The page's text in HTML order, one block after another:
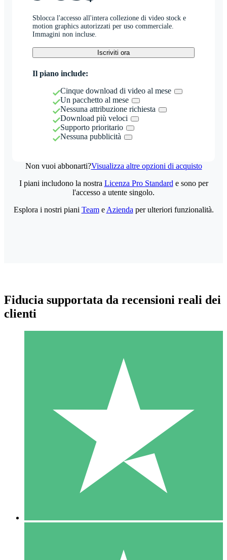
Sblocca l'accesso all'intera collezione di video stock e
motion graphics autorizzati per uso commerciale.
Immagini non incluse.
Iscriviti ora
Il piano include:
Cinque download di video al mese
Un pacchetto al mese
Nessuna attribuzione richiesta
Download più veloci
Supporto prioritario
Nessuna pubblicità
Non vuoi abbonarti?Visualizza altre opzioni di acquisto
Pacchetti di Crediti Individuali
Paga a consumo con crediti di download. Nessun impegno
1 Download
10
US$1500
I piani includono la nostra Licenza Pro Standard e sono per
l'accesso a utente singolo.
Esplora i nostri piani Teame Azienda per ulteriori funzionalità.
Fiducia supportata da recensioni reali dei
clienti